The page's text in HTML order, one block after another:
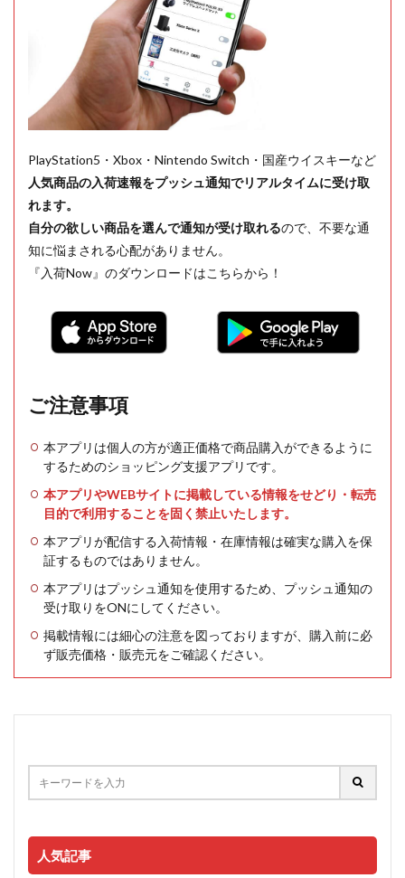
PlayStation5・Xbox・Nintendo Switch・国産ウイスキーなど
人気商品の入荷速報をプッシュ通知でリアルタイムに受け取
れます。
自分の欲しい商品を選んで通知が受け取れるので、不要な通
知に悩まされる心配がありません。
『入荷Now』のダウンロードはこちらから！
ご注意事項
本アプリは個人の方が適正価格で商品購入ができるように
するためのショッピング支援アプリです。
本アプリやWEBサイトに掲載している情報をせどり・転売
目的で利用することを固く禁止いたします。
本アプリが配信する入荷情報・在庫情報は確実な購入を保
証するものではありません。
本アプリはプッシュ通知を使用するため、プッシュ通知の
受け取りをONにしてください。
掲載情報には細心の注意を図っておりますが、購入前に必
ず販売価格・販売元をご確認ください。
人気記事